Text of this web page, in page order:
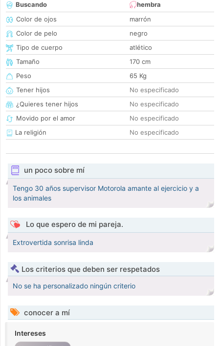
Buscando
hembra
Color de ojos
marrón
Color de pelo
negro
Tipo de cuerpo
atlético
Tamaño
170 cm
Peso
65 Kg
Tener hijos
No especificado
¿Quieres tener hijos
No especificado
Movido por el amor
No especificado
La religión
No especificado
un poco sobre mí
Tengo 30 años supervisor Motorola amante al ejercicio y a
los animales
Lo que espero de mi pareja.
Extrovertida sonrisa linda
Los criterios que deben ser respetados
No se ha personalizado ningún criterio
conocer a mí
Intereses